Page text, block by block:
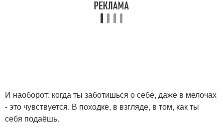
И наоборот: когда ты заботишься о себе, даже в мелочах
- это чувствуется. В походке, в взгляде, в том, как ты
себя подаёшь.